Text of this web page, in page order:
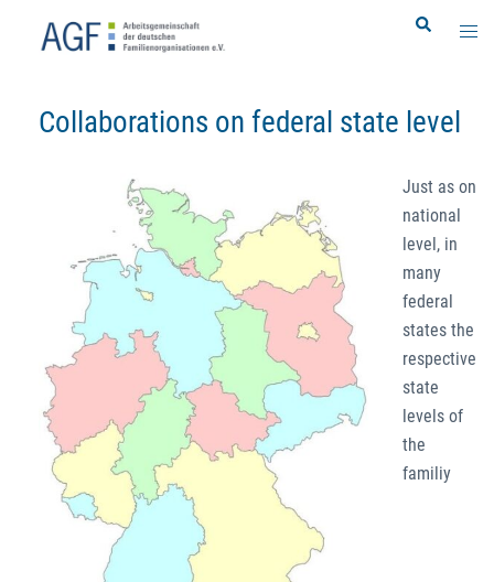
Search
Collaborations on federal state level
Just as on
national
level, in
many
federal
states the
respective
state
levels of
the
familiy